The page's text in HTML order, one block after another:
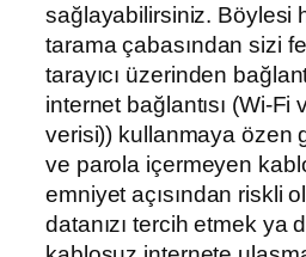
sağlayabilirsiniz. Böylesi
tarama çabasından sizi
tarayıcı üzerinden
internet bağlantısı (Wi-Fi
verisi)) kullanmaya özen
ve parola içermeyen
emniyet açısından riskli
datanızı tercih etmek ya